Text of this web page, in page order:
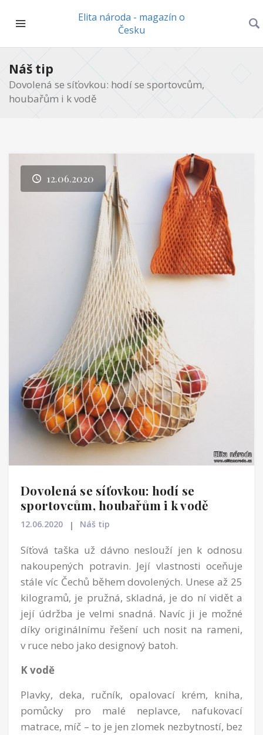
Elita národa - magazín o
Česku
Náš tip
Dovolená se síťovkou: hodí se sportovcům,
houbařům i k vodě
12.06.2020
Dovolená se síťovkou: hodí se
sportovcům, houbařům i k vodě
12.06.2020 Náš tip
Síťová taška už dávno neslouží jen k odnosu
nakoupených potravin. Její vlastnosti oceňuje
stále víc Čechů během dovolených. Unese až 25
kilogramů, je pružná, skladná, je do ní vidět a
její údržba je velmi snadná. Navíc ji je možné
díky originálnímu řešení uch nosit na rameni,
v ruce nebo jako designový batoh.
K vodě
Plavky, deka, ručník, opalovací krém, kniha,
pomůcky pro malé neplavce, nafukovací
matrace, míč – to je jen zlomek nezbytností, bez